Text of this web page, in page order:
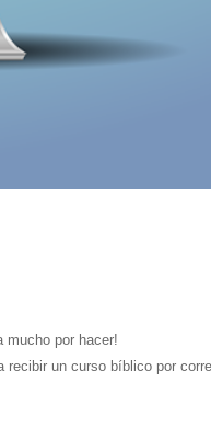
mucho por hacer!
un curso bíblico por